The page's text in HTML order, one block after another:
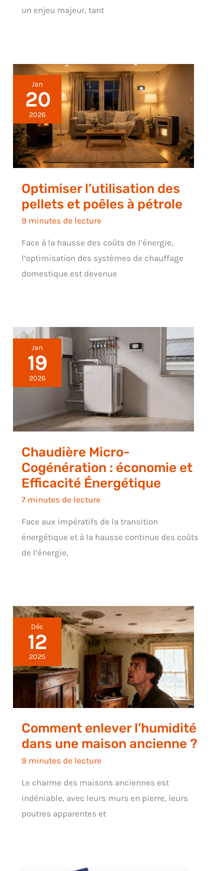
un enjeu majeur, tant
Jan
20
2026
Optimiser l’utilisation des
pellets et poêles à pétrole
9 minutes de lecture
Face à la hausse des coûts de l’énergie,
l’optimisation des systèmes de chauffage
domestique est devenue
Jan
19
2026
Chaudière Micro-
Cogénération : économie et
Efficacité Énergétique
7 minutes de lecture
Face aux impératifs de la transition
énergétique et à la hausse continue des coûts
de l’énergie,
Déc
12
2025
Comment enlever l’humidité
dans une maison ancienne ?
9 minutes de lecture
Le charme des maisons anciennes est
indéniable, avec leurs murs en pierre, leurs
poutres apparentes et